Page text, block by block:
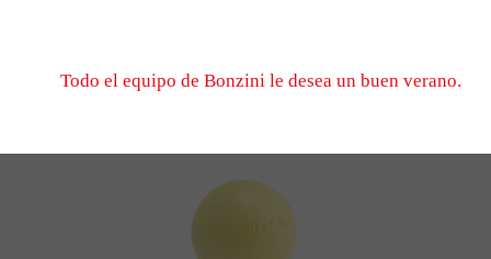
Trier Filtrer
Todo el equipo de Bonzini le desea un buen verano.